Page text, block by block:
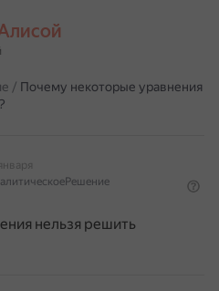
/ Почему некоторые уравнения
нельзя решить